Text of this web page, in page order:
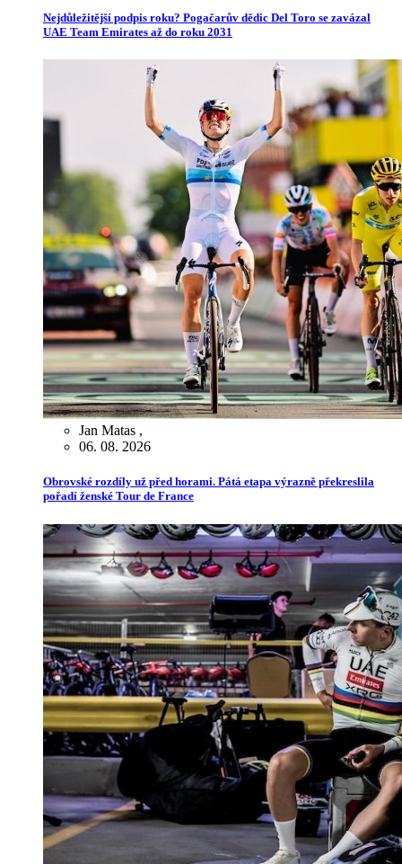
Nejdůležitější podpis roku? Pogačarův dědic Del Toro se zavázal
UAE Team Emirates až do roku 2031
Jan Matas ,
06. 08. 2026
Obrovské rozdíly už před horami. Pátá etapa výrazně překreslila
pořadí ženské Tour de France